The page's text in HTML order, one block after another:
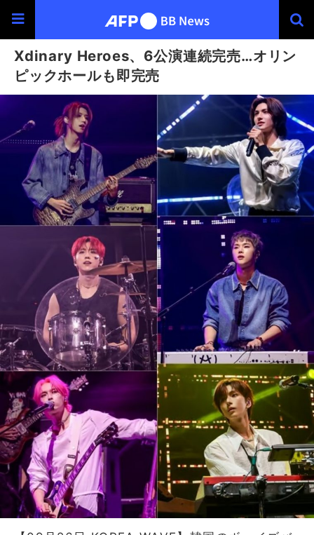
Xdinary Heroes、6公演連続完売…オリン
ピックホールも即完売